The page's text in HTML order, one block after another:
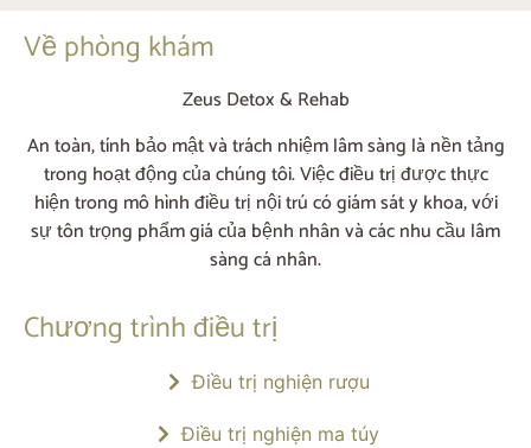
Về phòng khám
Zeus Detox & Rehab
An toàn, tính bảo mật và trách nhiệm lâm sàng là nền tảng
trong hoạt động của chúng tôi. Việc điều trị được thực
hiện trong mô hình điều trị nội trú có giám sát y khoa, với
sự tôn trọng phẩm giá của bệnh nhân và các nhu cầu lâm
sàng cá nhân.
Chương trình điều trị
Điều trị nghiện rượu
Điều trị nghiện ma túy